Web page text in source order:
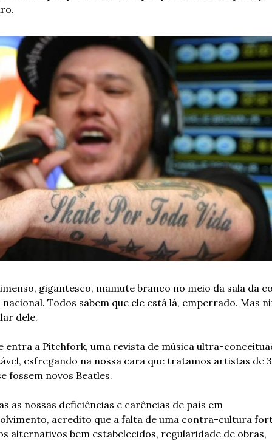
gigantesco, mamute branco no meio da sala da
Todos sabem que ele está lá, emperrado. Mas
dele.
entra a Pitchfork, uma revista de música ultra-
esfregando na nossa cara que tratamos artistas de
fossem novos Beatles.
as nossas deficiências e carências de país em
acredito que a falta de uma contra-cultura
alternativos bem estabelecidos, regularidade de obras,